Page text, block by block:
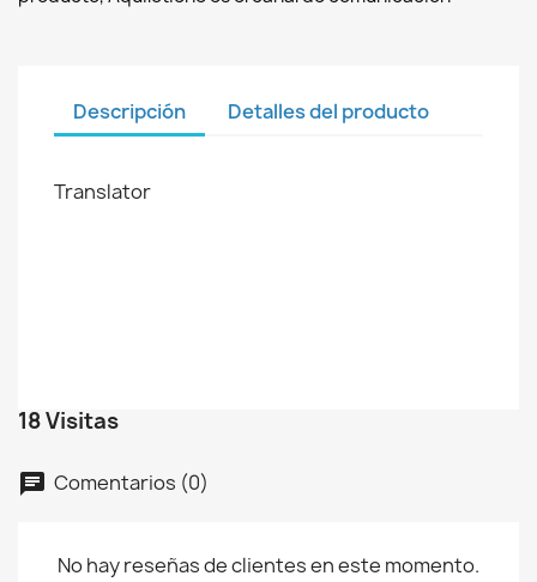
Descripción Detalles del producto
Translator
18 Visitas
chat Comentarios (0)
No hay reseñas de clientes en este momento.